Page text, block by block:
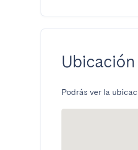
Ubicación
Podrás ver la